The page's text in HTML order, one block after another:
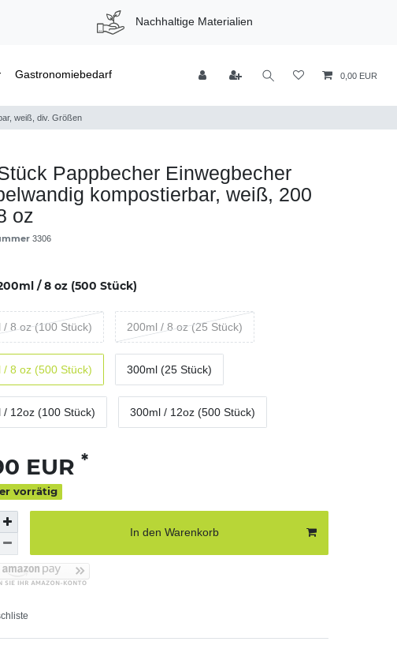
Nachhaltige Materialien
Gastronomiebedarf 0,00 EUR
weiß, div. Größen
Pappbecher Einwegbecher
kompostierbar, weiß, 200
oz
3306
/ 8 oz (500 Stück)
/ 8 oz (100 Stück) 200ml / 8 oz (25 Stück)
/ 8 oz (500 Stück) 300ml (25 Stück)
/ 12oz (100 Stück) 300ml / 12oz (500 Stück)
EUR *
vorrätig
In den Warenkorb